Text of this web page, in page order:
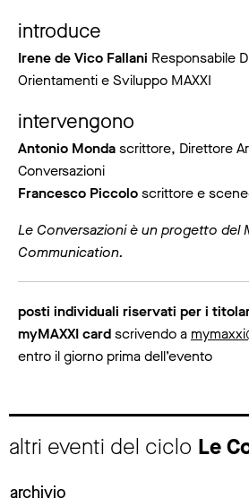
introduce
Irene de Vico Fallani Responsabile
Orientamenti e Sviluppo MAXXI
intervengono
Antonio Mondascrittore, Direttore
Conversazioni
Francesco Piccoloscrittore e
Le Conversazioni è un progetto del
Communication.
posti individuali riservati per i
myMAXXI cardscrivendo a
entro il giorno prima dell’evento
altri eventi del ciclo Le
archivio